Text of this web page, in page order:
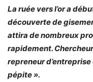
La ruée vers l’or a
découverte de
attira de nombreux
rapidement.
repreneur
pépite ».